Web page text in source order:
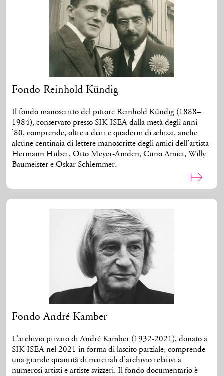
Fondo Reinhold Kündig
Il fondo manoscritto del pittore Reinhold Kündig (1888–
1984), conservato presso SIK-ISEA dalla metà degli anni
’80, comprende, oltre a diari e quaderni di schizzi, anche
alcune centinaia di lettere manoscritte degli amici dell’artista
Hermann Huber, Otto Meyer-Amden, Cuno Amiet, Willy
Baumeister e Oskar Schlemmer.
Fondo André Kamber
L’archivio privato di André Kamber (1932-2021), donato a
SIK-ISEA nel 2021 in forma di lascito parziale, comprende
una grande quantità di materiali d’archivio relativi a
numerosi artisti e artiste svizzeri. Il fondo documentario è